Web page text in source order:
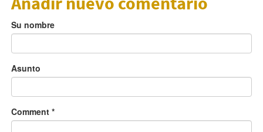
Su nombre
Asunto
Comment *